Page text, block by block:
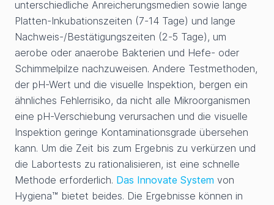
unterschiedliche Anreicherungsmedien sowie lange
Platten-Inkubationszeiten (7-14 Tage) und lange
Nachweis-/Bestätigungszeiten (2-5 Tage), um
aerobe oder anaerobe Bakterien und Hefe- oder
Schimmelpilze nachzuweisen. Andere Testmethoden,
der pH-Wert und die visuelle Inspektion, bergen ein
ähnliches Fehlerrisiko, da nicht alle Mikroorganismen
eine pH-Verschiebung verursachen und die visuelle
Inspektion geringe Kontaminationsgrade übersehen
kann. Um die Zeit bis zum Ergebnis zu verkürzen und
die Labortests zu rationalisieren, ist eine schnelle
Methode erforderlich. Das Innovate System von
Hygiena™ bietet beides. Die Ergebnisse können in